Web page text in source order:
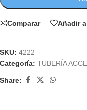
Comparar Añadir
SKU: 4222
Categoría: TUBERÍA
Share: